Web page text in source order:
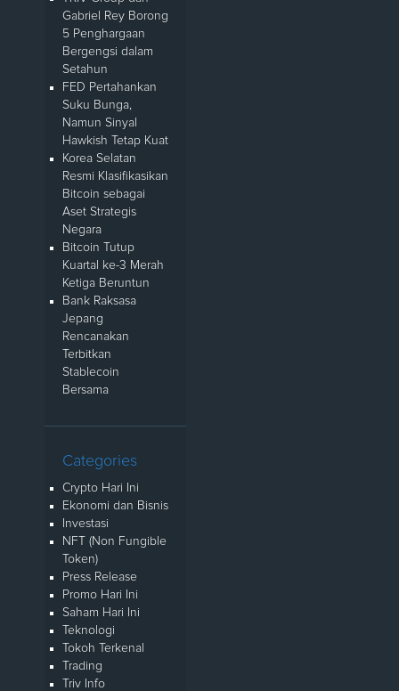
Gabriel Rey Borong
5 Penghargaan
Bergengsi dalam
Setahun
FED Pertahankan
Suku Bunga,
Namun Sinyal
Hawkish Tetap Kuat
Korea Selatan
Resmi Klasifikasikan
Bitcoin sebagai
Aset Strategis
Negara
Bitcoin Tutup
Kuartal ke-3 Merah
Ketiga Beruntun
Bank Raksasa
Jepang
Rencanakan
Terbitkan
Stablecoin
Bersama
Categories
Crypto Hari Ini
Ekonomi dan Bisnis
Investasi
NFT (Non Fungible
Token)
Press Release
Promo Hari Ini
Saham Hari Ini
Teknologi
Tokoh Terkenal
Trading
Triv Info